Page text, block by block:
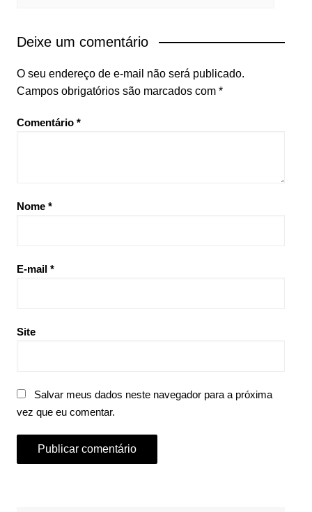
Deixe um comentário
O seu endereço de e-mail não será publicado.
Campos obrigatórios são marcados com *
Comentário *
Nome *
E-mail *
Site
Salvar meus dados neste navegador para a próxima
vez que eu comentar.